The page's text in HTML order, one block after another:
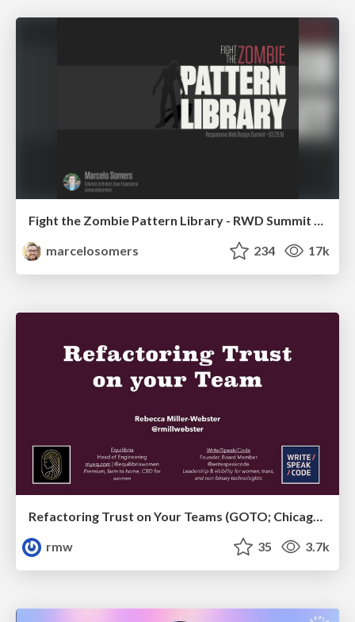
Fight the Zombie Pattern Library - RWD Summit 2016
marcelosomers
234 17k
Refactoring Trust on Your Teams (GOTO; Chicago 2020)
rmw
35 3.7k